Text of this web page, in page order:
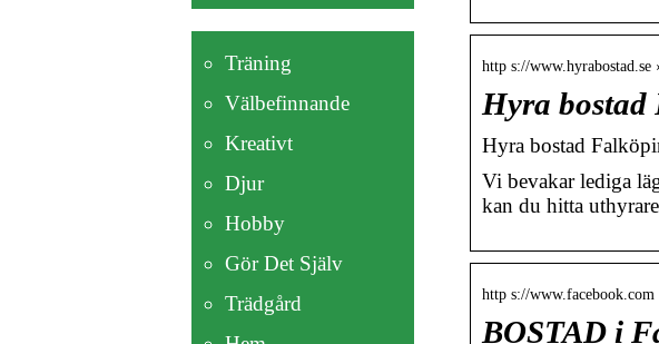
http s://www.hyrabostad.se
Hyra bostad
Hyra bostad
Vi bevakar lediga
kan du hitta
http s://www.facebook.com
BOSTAD i
Träning
Välbefinnande
Kreativt
Djur
Hobby
Gör Det Själv
Trädgård